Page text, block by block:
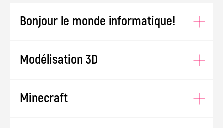
Bonjour le monde informatique!
Modélisation 3D
Minecraft